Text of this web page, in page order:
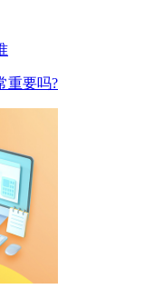
重要吗?